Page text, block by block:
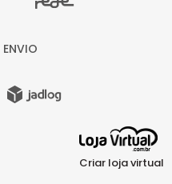
ENVIO
Criar loja virtual